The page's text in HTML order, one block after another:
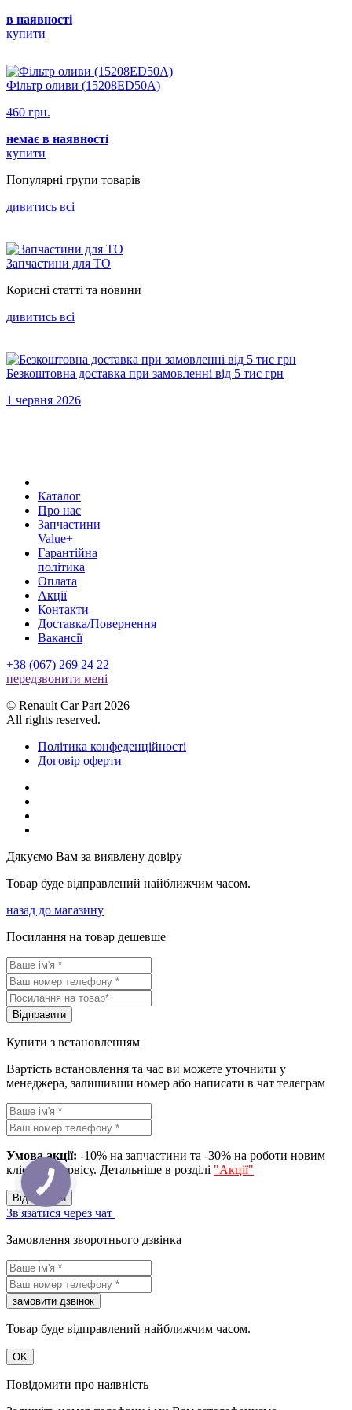
в наявності
купити
Фільтр оливи (15208ED50A)
460 грн.
немає в наявності
купити
Популярнi групи товарiв
дивитись всi
Запчастини для ТО
Корисні статті та новини
дивитись всi
Безкоштовна доставка при замовленні від 5 тис грн
1 червня 2026
Каталог
Про нас
Запчастини
Value+
Гарантійна
політика
Оплата
Акції
Контакти
Доставка/Повернення
Вакансії
+38 (067) 269 24 22
передзвонити менi
© Renault Car Part 2026
All rights reserved.
Політика конфеденційності
Договір оферти
Дякуємо Вам за виявлену довіру
Товар буде відправлений найближчим часом.
назад до магазину
Посилання на товар дешевше
Вiдправити
Купити з встановленням
Вартість встановлення та час ви можете уточнити у
менеджера, залишивши номер або написати в чат телеграм
Умова акції: -10% на запчастини та -30% на роботи новим
клієнтам сервісу. Детальніше в розділі "Акції"
Вiдправити
Зв'язатися через чат
Замовлення зворотнього дзвінка
замовити дзвiнок
Товар буде відправлений найближчим часом.
OK
Повідомити про наявність